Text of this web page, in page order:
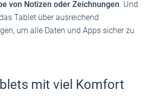
von Notizen oder Zeichnungen. Und
Tablet über ausreichend
um alle Daten und Apps sicher zu
mit viel Komfort